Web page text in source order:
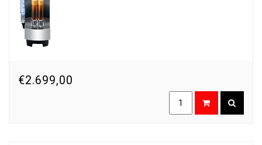
€2.699,00